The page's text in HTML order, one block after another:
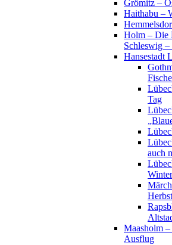
Grömitz –
Haithabu –
Holm – Die
Schleswig –
Hansestadt
Tag
auch
Winter
Herbst
Maasholm
Ausflug